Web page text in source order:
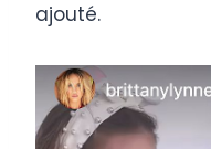
ajouté.